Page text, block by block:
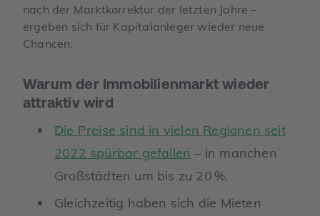
nach der Marktkorrektur der letzten Jahre –
ergeben sich für Kapitalanleger wieder neue
Chancen.
Warum der Immobilienmarkt wieder
attraktiv wird
Die Preise sind in vielen Regionen seit
2022 spürbar gefallen – in manchen
Großstädten um bis zu 20 %.
Gleichzeitig haben sich die Mieten